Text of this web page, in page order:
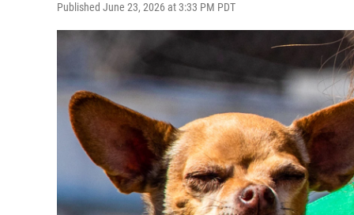
Published June 23, 2026 at 3:33 PM PDT